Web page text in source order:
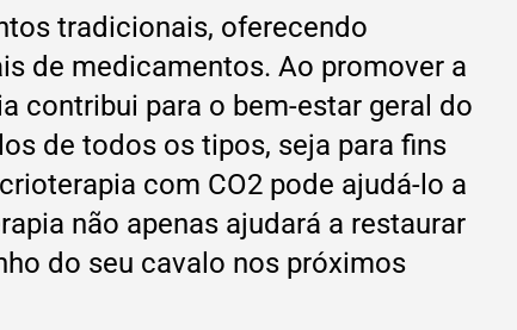
tradicionais, oferecendo
de medicamentos. Ao promover a
contribui para o bem-estar geral do
de todos os tipos, seja para fins
com CO2 pode ajudá-lo a
não apenas ajudará a restaurar
do seu cavalo nos próximos